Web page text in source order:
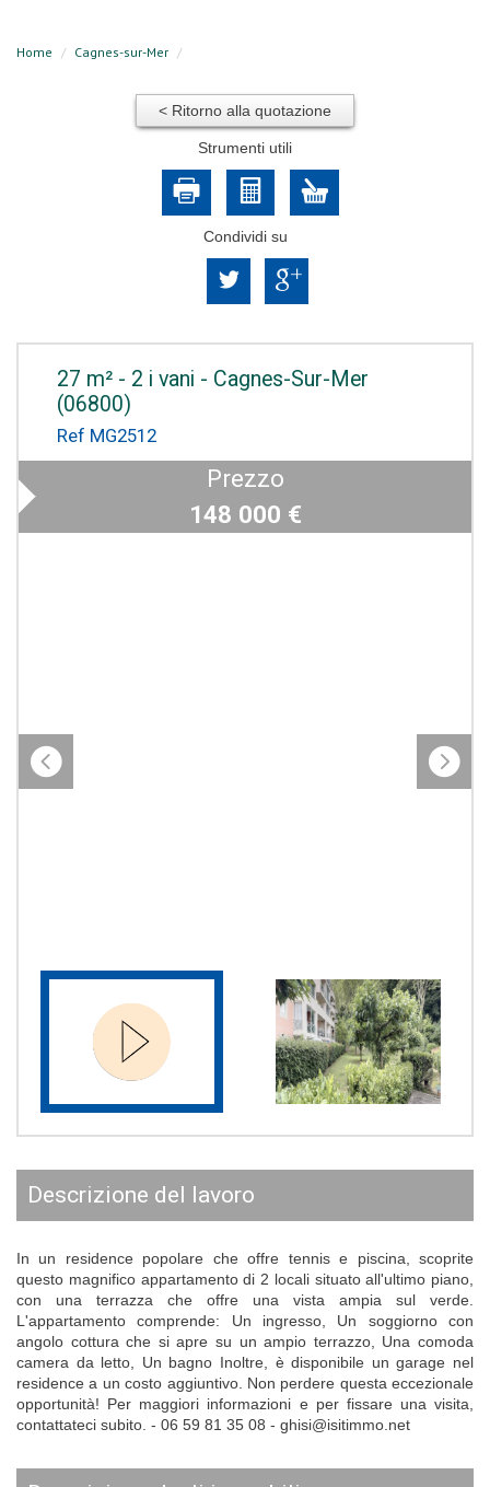
Home Cagnes-sur-Mer
< Ritorno alla quotazione
Strumenti utili
Condividi su
27 m² - 2 i vani - Cagnes-Sur-Mer
(06800)
Ref MG2512
Prezzo
148 000 €
descrizione del lavoro
In un residence popolare che offre tennis e piscina, scoprite
questo magnifico appartamento di 2 locali situato all'ultimo piano,
con una terrazza che offre una vista ampia sul verde.
L'appartamento comprende: Un ingresso, Un soggiorno con
angolo cottura che si apre su un ampio terrazzo, Una comoda
camera da letto, Un bagno Inoltre, è disponibile un garage nel
residence a un costo aggiuntivo. Non perdere questa eccezionale
opportunità! Per maggiori informazioni e per fissare una visita,
contattateci subito. - 06 59 81 35 08 - ghisi@isitimmo.net